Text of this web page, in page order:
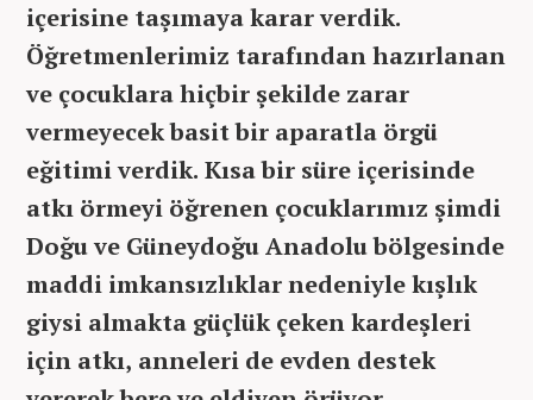
içerisine taşımaya karar verdik.
Öğretmenlerimiz tarafından hazırlanan
ve çocuklara hiçbir şekilde zarar
vermeyecek basit bir aparatla örgü
eğitimi verdik. Kısa bir süre içerisinde
atkı örmeyi öğrenen çocuklarımız şimdi
Doğu ve Güneydoğu Anadolu bölgesinde
maddi imkansızlıklar nedeniyle kışlık
giysi almakta güçlük çeken kardeşleri
için atkı, anneleri de evden destek